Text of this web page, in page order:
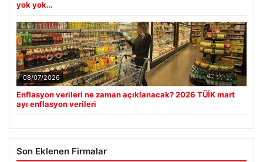
yok yok…
08/07/2026
Enflasyon verileri ne zaman açıklanacak? 2026 TÜİK mart
ayı enflasyon verileri
Son Eklenen Firmalar